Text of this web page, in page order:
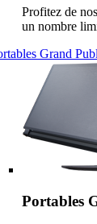
Profitez de
un nombre
Grand
Portables